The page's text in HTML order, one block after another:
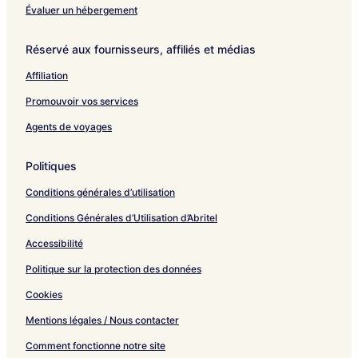
n
e
o
e
Évaluer un hébergement
Réservé aux fournisseurs, affiliés et médias
Affiliation
Promouvoir vos services
Agents de voyages
Politiques
Conditions générales d’utilisation
Conditions Générales d’Utilisation d’Abritel
Accessibilité
Politique sur la protection des données
Cookies
Mentions légales / Nous contacter
Comment fonctionne notre site